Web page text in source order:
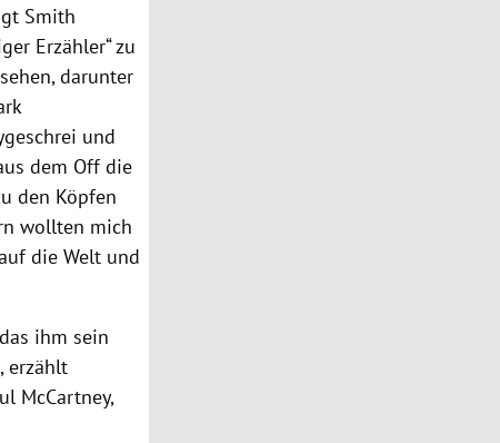
Smith
Erzähler“ zu
darunter
und
dem Off die
den Köpfen
wollten mich
die Welt und
ihm sein
erzählt
McCartney,